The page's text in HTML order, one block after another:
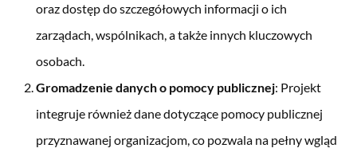
oraz dostęp do szczegółowych informacji o ich
zarządach, wspólnikach, a także innych kluczowych
osobach.
Gromadzenie danych o pomocy publicznej: Projekt
integruje również dane dotyczące pomocy publicznej
przyznawanej organizacjom, co pozwala na pełny wgląd